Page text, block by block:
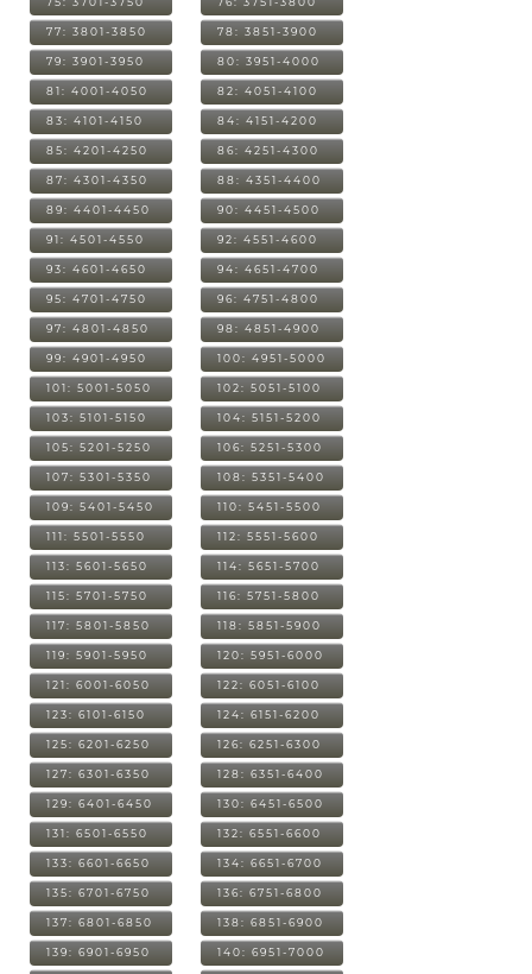
77: 3801-3850 78: 3851-3900
79: 3901-3950 80: 3951-4000
81: 4001-4050 82: 4051-4100
83: 4101-4150 84: 4151-4200
85: 4201-4250 86: 4251-4300
87: 4301-4350 88: 4351-4400
89: 4401-4450 90: 4451-4500
91: 4501-4550 92: 4551-4600
93: 4601-4650 94: 4651-4700
95: 4701-4750 96: 4751-4800
97: 4801-4850 98: 4851-4900
99: 4901-4950 100: 4951-5000
101: 5001-5050 102: 5051-5100
103: 5101-5150 104: 5151-5200
105: 5201-5250 106: 5251-5300
107: 5301-5350 108: 5351-5400
109: 5401-5450 110: 5451-5500
111: 5501-5550 112: 5551-5600
113: 5601-5650 114: 5651-5700
115: 5701-5750 116: 5751-5800
117: 5801-5850 118: 5851-5900
119: 5901-5950 120: 5951-6000
121: 6001-6050 122: 6051-6100
123: 6101-6150 124: 6151-6200
125: 6201-6250 126: 6251-6300
127: 6301-6350 128: 6351-6400
129: 6401-6450 130: 6451-6500
131: 6501-6550 132: 6551-6600
133: 6601-6650 134: 6651-6700
135: 6701-6750 136: 6751-6800
137: 6801-6850 138: 6851-6900
139: 6901-6950 140: 6951-7000